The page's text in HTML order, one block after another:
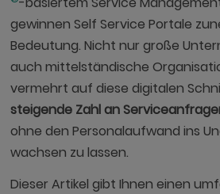
gewinnen Self Service Portale
Bedeutung. Nicht nur große
auch mittelständische
vermehrt auf diese digitalen
steigende Zahl an
ohne den Personalaufwand ins
wachsen zu lassen.
Dieser Artikel gibt Ihnen einen